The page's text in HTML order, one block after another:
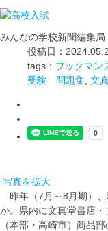
みんなの学校新聞編集
投稿日：
tags： ブックマン
受験 問題集 文
写真を拡大
昨年（7月～8月期）、
か。県内に文真堂書店
（本部・高崎市）商品